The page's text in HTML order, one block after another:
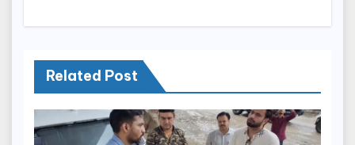
Related Post